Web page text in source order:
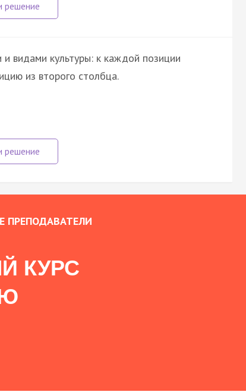
видами культуры: к каждой позиции
из второго столбца.
ПРЕПОДАВАТЕЛИ
КУРС